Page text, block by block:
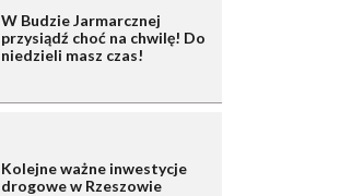
W Budzie Jarmarcznej
przysiądź choć na chwilę! Do
niedzieli masz czas!
Kolejne ważne inwestycje
drogowe w Rzeszowie